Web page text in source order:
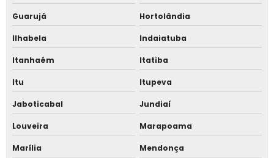
Sistema de catraca eletrônica
Sistema de catraca eletrônica para academia
Sistema de catraca para escola
Sistema de controle de acesso catracas
Sistema de controle de acesso corporativo
Sistema de controle de acesso para condomínio
Guarujá Hortolândia
Ilhabela Indaiatuba
Itanhaém Itatiba
Itu Itupeva
Jaboticabal Jundiaí
Louveira Marapoama
Marília Mendonça